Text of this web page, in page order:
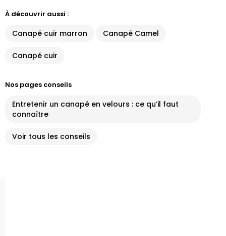
À découvrir aussi :
Canapé cuir marron Canapé Camel
Canapé cuir
Nos pages conseils
Entretenir un canapé en velours : ce qu’il faut
connaître
Voir tous les conseils